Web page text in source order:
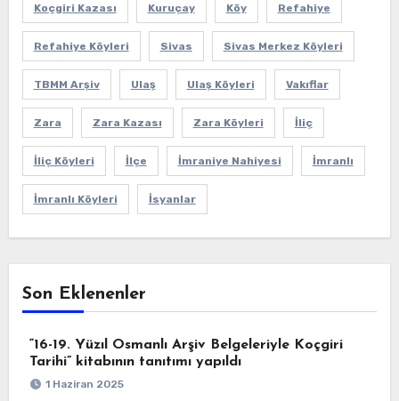
Koçgiri Kazası Kuruçay Köy Refahiye
Refahiye Köyleri Sivas Sivas Merkez Köyleri
TBMM Arşiv Ulaş Ulaş Köyleri Vakıflar
Zara Zara Kazası Zara Köyleri İliç
İliç Köyleri İlçe İmraniye Nahiyesi İmranlı
İmranlı Köyleri İsyanlar
Son Eklenenler
“16-19. Yüzıl Osmanlı Arşiv Belgeleriyle Koçgiri
Tarihi” kitabının tanıtımı yapıldı
1 Haziran 2025